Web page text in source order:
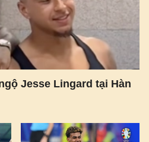
Jesse Lingard tại Hàn